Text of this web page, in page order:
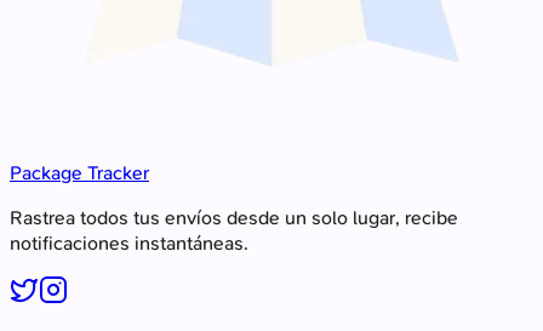
Package Tracker
Rastrea todos tus envíos desde un solo lugar, recibe
notificaciones instantáneas.